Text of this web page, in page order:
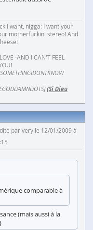
I want, nigga: I want your
motherfuckin' stereo! And
-AND I CAN'T FEEL
(Si Dieu
par very le 12/01/2009 à
comparable à
(mais aussi à la